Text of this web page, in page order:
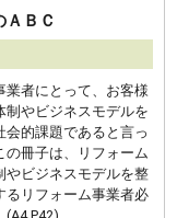
ＡＢＣ
業者にとって、お客様
制やビジネスモデルを
的課題であると言っ
の冊子は、リフォーム
やビジネスモデルを整
るリフォーム事業者必